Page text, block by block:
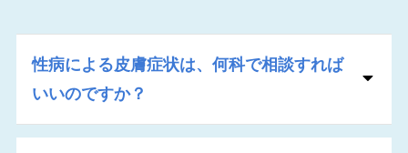
性病による皮膚症状は、何科で相談すれば
いいのですか？